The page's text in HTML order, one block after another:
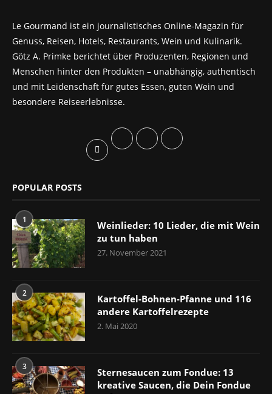
Le Gourmand ist ein journalistisches Online-Magazin für
Genuss, Reisen, Hotels, Restaurants, Wein und Kulinarik.
Götz A. Primke berichtet über Produzenten, Regionen und
Menschen hinter den Produkten – unabhängig, authentisch
und mit Leidenschaft für gutes Essen, guten Wein und
besondere Reiseerlebnisse.
POPULAR POSTS
1
Weinlieder: 10 Lieder, die mit Wein
zu tun haben
27. November 2021
2
Kartoffel-Bohnen-Pfanne und 116
andere Kartoffelrezepte
2. Mai 2020
3
Sternesaucen zum Fondue: 13
kreative Saucen, die Dein Fondue